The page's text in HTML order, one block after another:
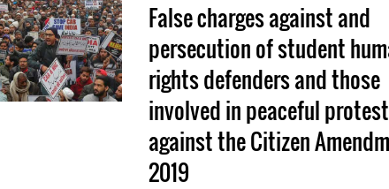
False charges against and
persecution of student
rights defenders and those
involved in peaceful
against the Citizen
2019